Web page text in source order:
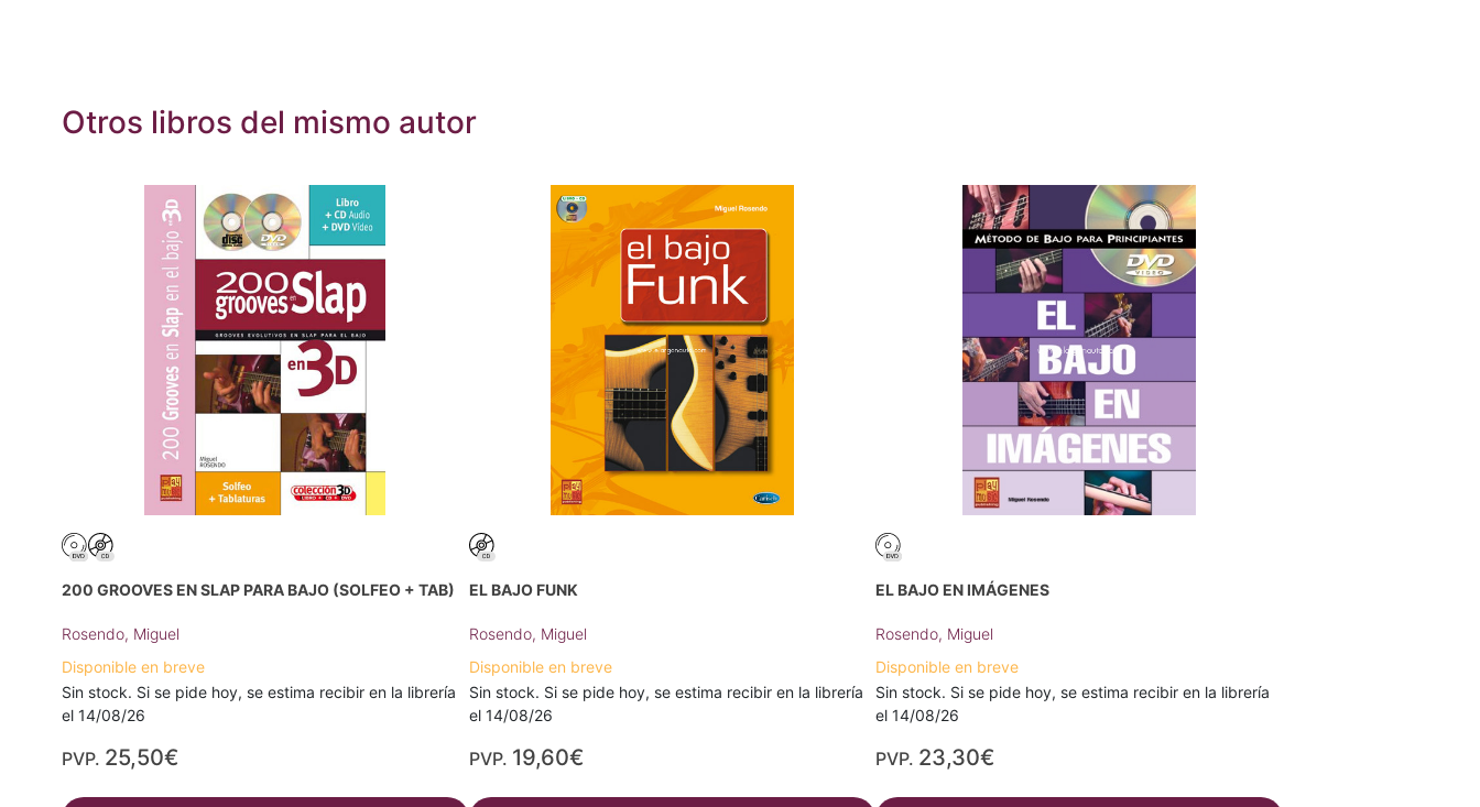
Otros libros del mismo autor
200 GROOVES EN SLAP PARA BAJO (SOLFEO + TAB)
Rosendo, Miguel
Disponible en breve
Sin stock. Si se pide hoy, se estima recibir en la librería
el 14/08/26
PVP. 25,50€
EL BAJO FUNK
Rosendo, Miguel
Disponible en breve
Sin stock. Si se pide hoy, se estima recibir en la librería
el 14/08/26
PVP. 19,60€
EL BAJO EN IMÁGENES
Rosendo, Miguel
Disponible en breve
Sin stock. Si se pide hoy, se estima recibir en la librería
el 14/08/26
PVP. 23,30€